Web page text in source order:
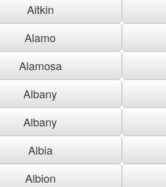
Aitkin
Alamo
Alamosa
Albany
Albany
Albia
Albion